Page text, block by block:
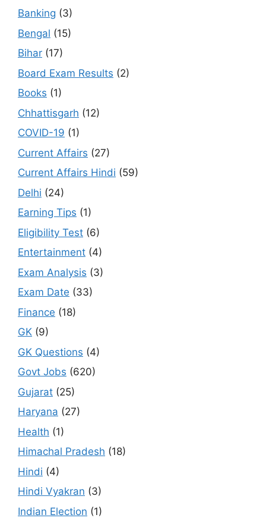
Banking (3)
Bengal (15)
Bihar (17)
Board Exam Results (2)
Books (1)
Chhattisgarh (12)
COVID-19 (1)
Current Affairs (27)
Current Affairs Hindi (59)
Delhi (24)
Earning Tips (1)
Eligibility Test (6)
Entertainment (4)
Exam Analysis (3)
Exam Date (33)
Finance (18)
GK (9)
GK Questions (4)
Govt Jobs (620)
Gujarat (25)
Haryana (27)
Health (1)
Himachal Pradesh (18)
Hindi (4)
Hindi Vyakran (3)
Indian Election (1)